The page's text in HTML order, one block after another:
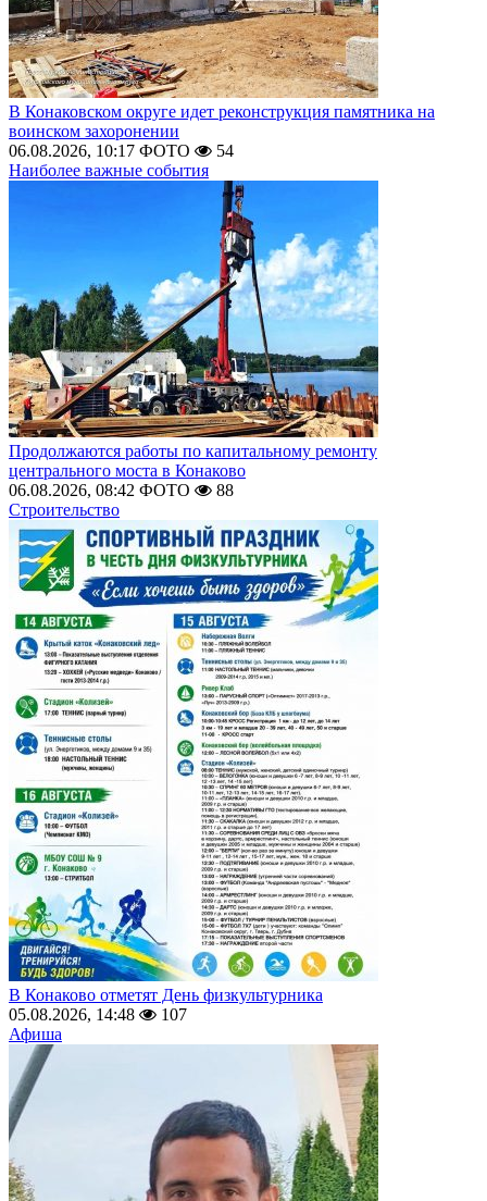
В Конаковском округе идет реконструкция памятника на
воинском захоронении
06.08.2026, 10:17 ФОТО
54
Наиболее важные события
Продолжаются работы по капитальному ремонту
центрального моста в Конаково
06.08.2026, 08:42 ФОТО
88
Строительство
В Конаково отметят День физкультурника
05.08.2026, 14:48
107
Афиша